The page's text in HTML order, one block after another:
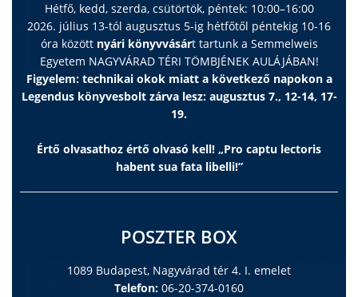
Hétfő, kedd, szerda, csütörtök, péntek: 10:00–16:00
2026. július 13-tól augusztus 5-ig hétfőtől péntekig 10-16
óra között nyári könyvvásárt tartunk a Semmelweis
Egyetem NAGYVÁRAD TÉRI TÖMBJÉNEK AULÁJÁBAN!
Figyelem: technikai okok miatt a következő napokon a
Legendus könyvesbolt zárva lesz: augusztus 7., 12-14, 17-
19.
Értő olvasathoz értő olvasó kell! „Pro captu lectoris
habent sua fata libelli!”
POSZTER BOX
1089 Budapest, Nagyvárad tér 4. I. emelet
Telefon: 06-20-374-0160